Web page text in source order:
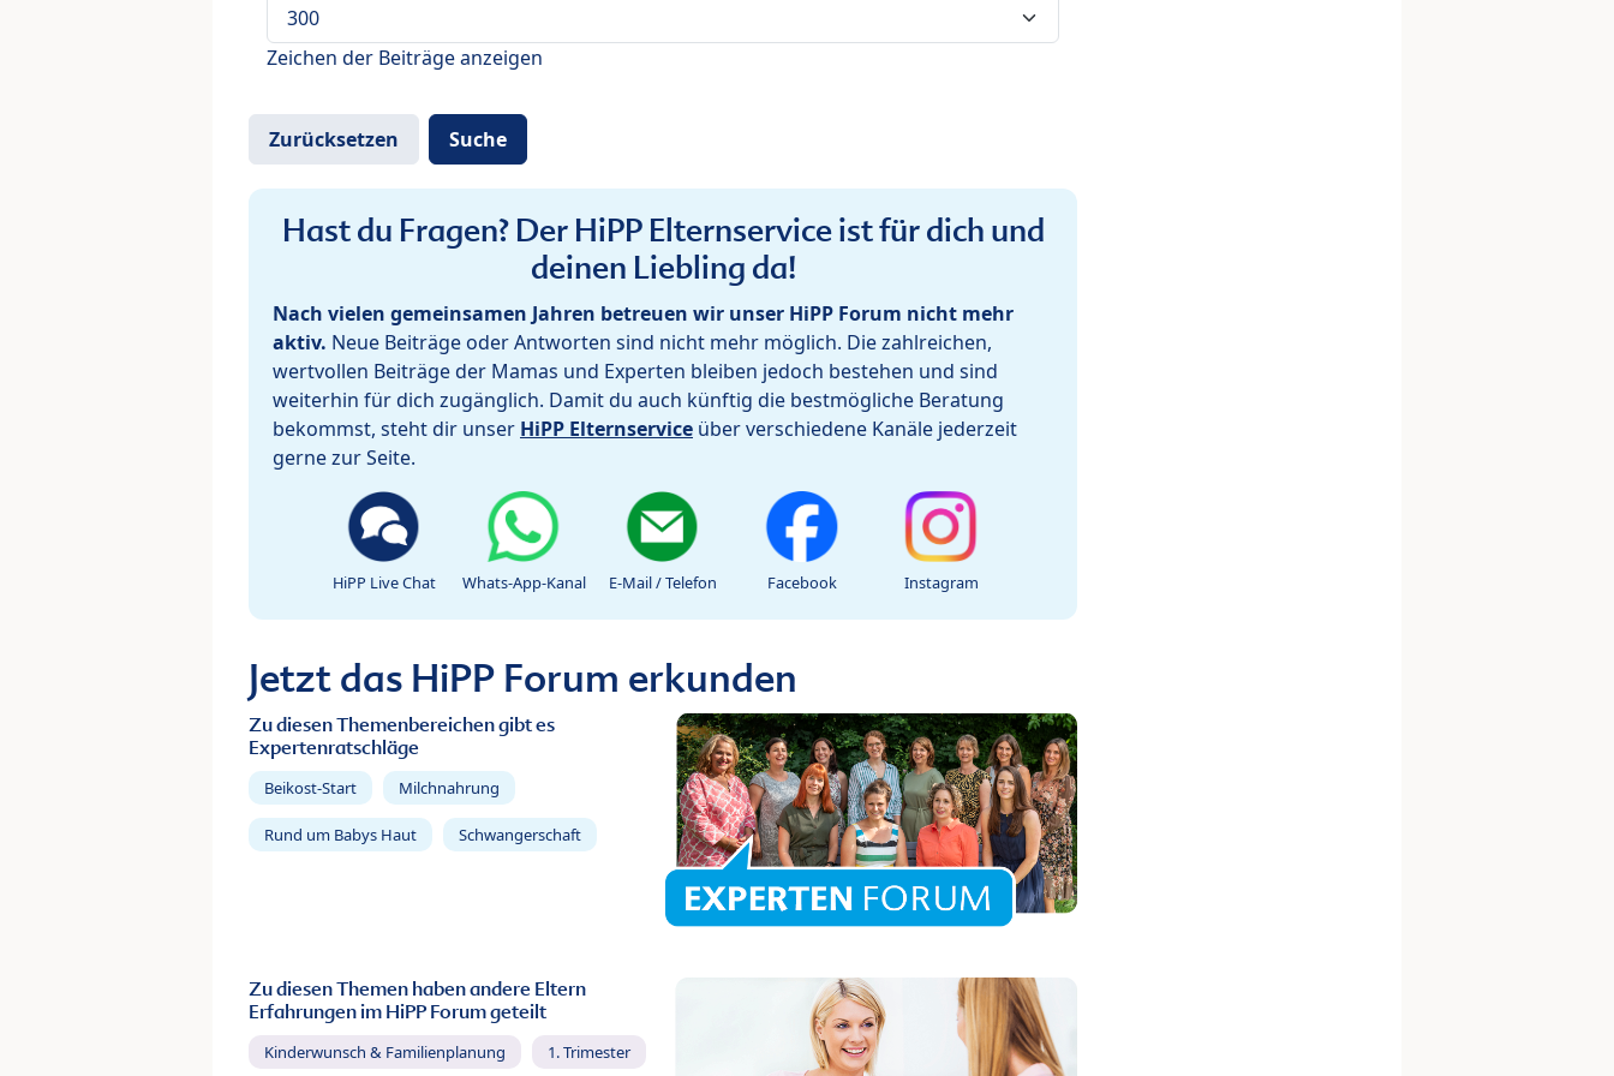
Zeichen der Beiträge anzeigen
Hast du Fragen? Der HiPP Elternservice ist für dich und
deinen Liebling da!
Nach vielen gemeinsamen Jahren betreuen wir unser HiPP Forum nicht mehr
aktiv. Neue Beiträge oder Antworten sind nicht mehr möglich. Die zahlreichen,
wertvollen Beiträge der Mamas und Experten bleiben jedoch bestehen und sind
weiterhin für dich zugänglich. Damit du auch künftig die bestmögliche Beratung
bekommst, steht dir unser HiPP Elternservice über verschiedene Kanäle jederzeit
gerne zur Seite.
HiPP Live Chat Whats-App-Kanal E-Mail / Telefon Facebook Instagram
Jetzt das HiPP Forum erkunden
Zu diesen Themenbereichen gibt es
Expertenratschläge
Beikost-Start Milchnahrung
Rund um Babys Haut Schwangerschaft
Zu diesen Themen haben andere Eltern
Erfahrungen im HiPP Forum geteilt
Kinderwunsch & Familienplanung 1. Trimester